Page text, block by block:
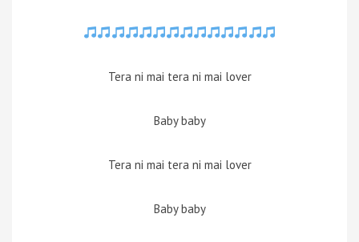
Tera ni mai tera ni mai lover
Baby baby
Tera ni mai tera ni mai lover
Baby baby